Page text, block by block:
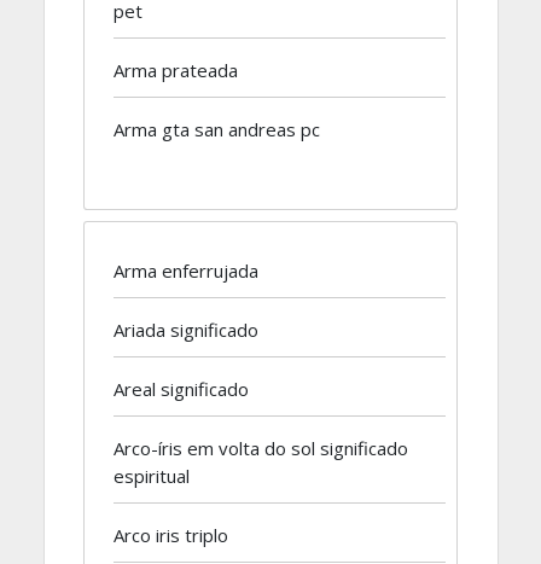
pet
Arma prateada
Arma gta san andreas pc
Arma enferrujada
Ariada significado
Areal significado
Arco-íris em volta do sol significado
espiritual
Arco iris triplo